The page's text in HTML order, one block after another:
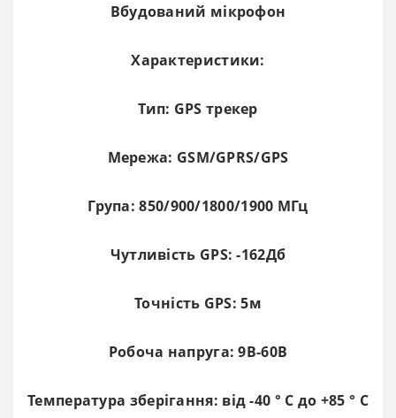
Вбудований мікрофон
Характеристики:
Тип: GPS трекер
Мережа: GSM/GPRS/GPS
Група: 850/900/1800/1900 МГц
Чутливість GPS: -162Дб
Точність GPS: 5м
Робоча напруга: 9В-60В
Температура зберігання: від -40 ° C до +85 ° C